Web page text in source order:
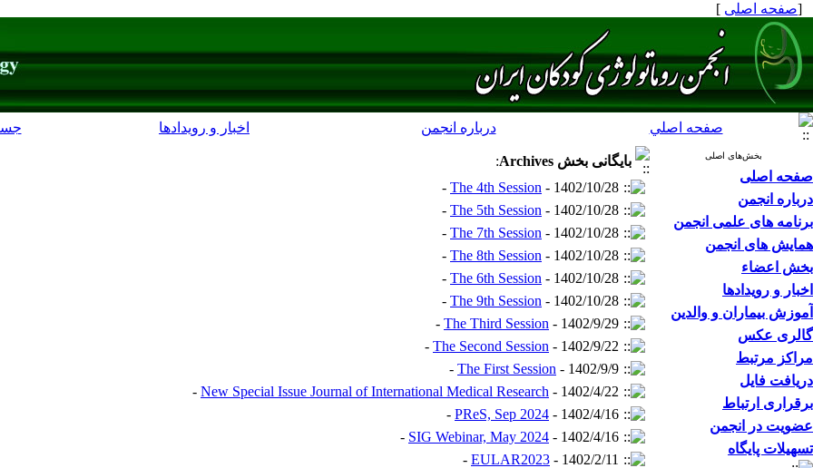
[صفحه اصلی ]
صفحه اصلي درباره انجمن اخبار و رویدادها
بخش‌های اصلی
صفحه اصلی
درباره انجمن
برنامه های علمی انجمن
همایش های انجمن
بخش اعضاء
اخبار و رویدادها
آموزش بیماران و والدین
گالری عکس
مراکز مرتبط
دریافت فایل
برقراری ارتباط
عضویت در انجمن
تسهیلات پایگاه
بایگانی بخش Archives
:
The 4th Session - 1402/10/28 -
The 5th Session - 1402/10/28 -
The 7th Session - 1402/10/28 -
The 8th Session - 1402/10/28 -
The 6th Session - 1402/10/28 -
The 9th Session - 1402/10/28 -
The Third Session - 1402/9/29 -
The Second Session - 1402/9/22 -
The First Session - 1402/9/9 -
New Special Issue Journal of International Medical Research - 1402/4/22 -
PReS, Sep 2024 - 1402/4/16 -
SIG Webinar, May 2024 - 1402/4/16 -
EULAR2023 - 1402/2/11 -